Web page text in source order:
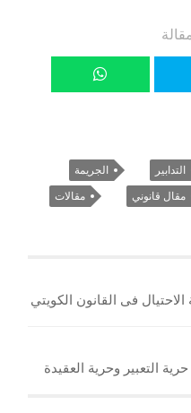
التدابير الجريمة
مقال قانوني مقالات
فى القانون الكويتي
التعبير وحرية العقيدة